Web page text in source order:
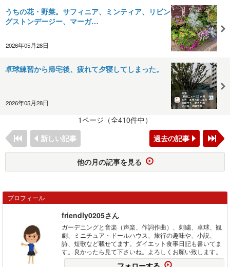
うちの花・野菜。サフィニア、ミンティア、リビン
グストンデージー、マーガ…
2026年05月28日
卓球練習から帰宅後、疲れて夕寝してしまった。
2026年05月28日
1ページ（全410件中）
新しい記事
過去の記事
他の月の記事を見る
プロフィール
friendly0205さん
ガーデニングと音楽（声楽、作詞作曲）、刺繍、卓球、観
劇、ミニチュア・ドールハウス、旅行の趣味や、小説、
詩、短歌など載せてます。ダイエット食事日記も書いてま
す。良かったら見て下さいね。よろしくお願い致します。